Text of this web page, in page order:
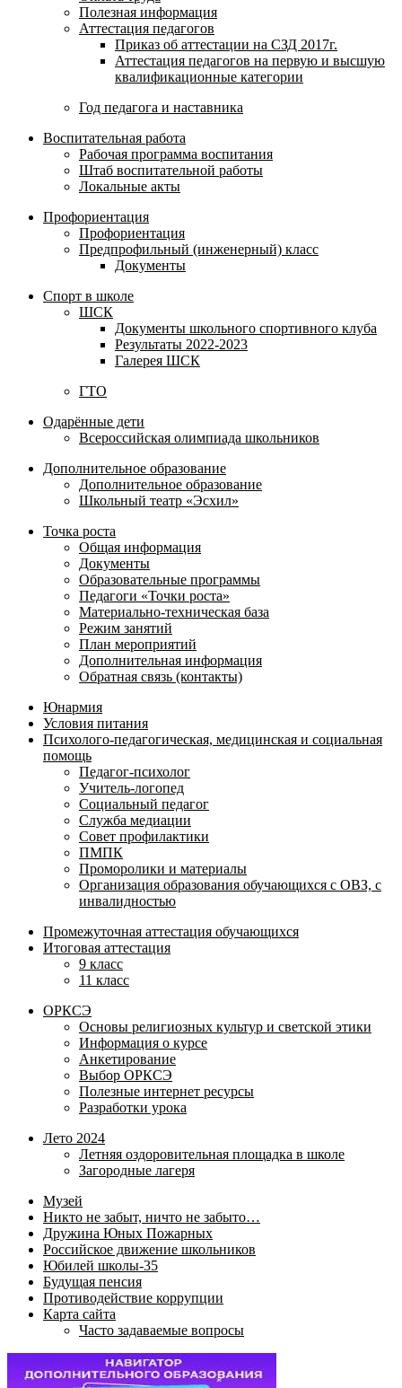
Полезная информация
Аттестация педагогов
Приказ об аттестации на СЗД 2017г.
Аттестация педагогов на первую и высшую
квалификационные категории
Год педагога и наставника
Воспитательная работа
Рабочая программа воспитания
Штаб воспитательной работы
Локальные акты
Профориентация
Профориентация
Предпрофильный (инженерный) класс
Документы
Спорт в школе
ШСК
Документы школьного спортивного клуба
Результаты 2022-2023
Галерея ШСК
ГТО
Одарённые дети
Всероссийская олимпиада школьников
Дополнительное образование
Дополнительное образование
Школьный театр «Эсхил»
Точка роста
Общая информация
Документы
Образовательные программы
Педагоги «Точки роста»
Материально-техническая база
Режим занятий
План мероприятий
Дополнительная информация
Обратная связь (контакты)
Юнармия
Условия питания
Психолого-педагогическая, медицинская и социальная
помощь
Педагог-психолог
Учитель-логопед
Социальный педагог
Служба медиации
Совет профилактики
ПМПК
Проморолики и материалы
Организация образования обучающихся с ОВЗ, с
инвалидностью
Промежуточная аттестация обучающихся
Итоговая аттестация
9 класс
11 класс
ОРКСЭ
Основы религиозных культур и светской этики
Информация о курсе
Анкетирование
Выбор ОРКСЭ
Полезные интернет ресурсы
Разработки урока
Лето 2024
Летняя оздоровительная площадка в школе
Загородные лагеря
Музей
Никто не забыт, ничто не забыто…
Дружина Юных Пожарных
Российское движение школьников
Юбилей школы-35
Будущая пенсия
Противодействие коррупции
Карта сайта
Часто задаваемые вопросы